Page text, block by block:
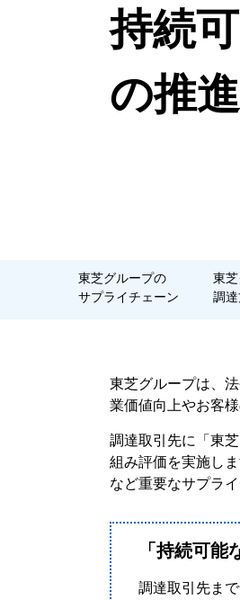
持続
の推進
東芝グループの
サプライチェーン
東
調
東芝グループは、
業価値向上やお客
調達取引先に「東
組み評価を実施し
など重要なサプラ
「持続可能
調達取引先ま